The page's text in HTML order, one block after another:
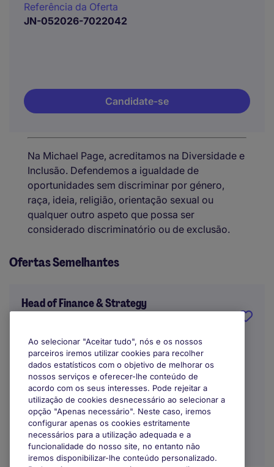
Referência da Oferta
JN-052026-7022042
Candidate-se
Na Michael Page, acreditamos na Diversidade e
Inclusão. Defendemos a igualdade de
oportunidades sem discriminar por género,
raça, ideia, religião, orientação sexual ou
qualquer outro aspeto que possa ser
considerado discriminatório ou de exclusão.
Ofertas Semelhantes
Head of Finance & Strategy
Lisboa
Indefinido
Trabalho Remoto / Híbrido
Ao selecionar "Aceitar tudo", nós e os nossos
parceiros iremos utilizar cookies para recolher
dados estatísticos com o objetivo de melhorar os
nossos serviços e oferecer-lhe conteúdo de
acordo com os seus interesses. Pode rejeitar a
utilização de cookies desnecessário ao selecionar a
opção "Apenas necessário". Neste caso, iremos
configurar apenas os cookies estritamente
necessários para a utilização adequada e a
funcionalidade do nosso site, no entanto não
iremos disponibilizar-lhe conteúdo personalizado.